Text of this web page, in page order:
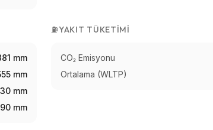
mm
mm
mm
mm
⛽YAKIT TÜKETIMI
CO₂ Emisyonu
Ortalama (WLTP)